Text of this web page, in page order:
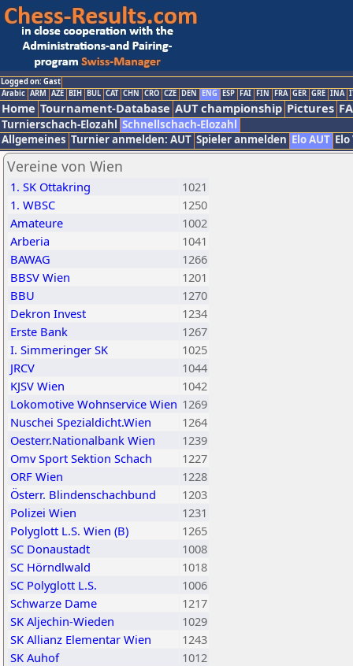
Logged on: Gast
Arabic ARM AZE BIH BUL CAT CHN CRO CZE DEN ENG ESP FAI FIN FRA GER GRE INA
Home Tournament-Database AUT championship Pictures
Turnierschach-Elozahl Schnellschach-Elozahl
Allgemeines Turnier anmelden: AUT Spieler anmelden Elo AUT
Vereine von Wien
1. SK Ottakring
1021
1. WBSC
1250
Amateure
1002
Arberia
1041
BAWAG
1266
BBSV Wien
1201
BBU
1270
Dekron Invest
1234
Erste Bank
1267
I. Simmeringer SK
1025
JRCV
1044
KJSV Wien
1042
Lokomotive Wohnservice Wien 1269
Nuschei Spezialdicht.Wien
1264
Oesterr.Nationalbank Wien
1239
Omv Sport Sektion Schach
1227
ORF Wien
1228
Österr. Blindenschachbund
1203
Polizei Wien
1231
Polyglott L.S. Wien (B)
1265
SC Donaustadt
1008
SC Hörndlwald
1018
SC Polyglott L.S.
1006
Schwarze Dame
1217
SK Aljechin-Wieden
1029
SK Allianz Elementar Wien
1243
SK Auhof
1012